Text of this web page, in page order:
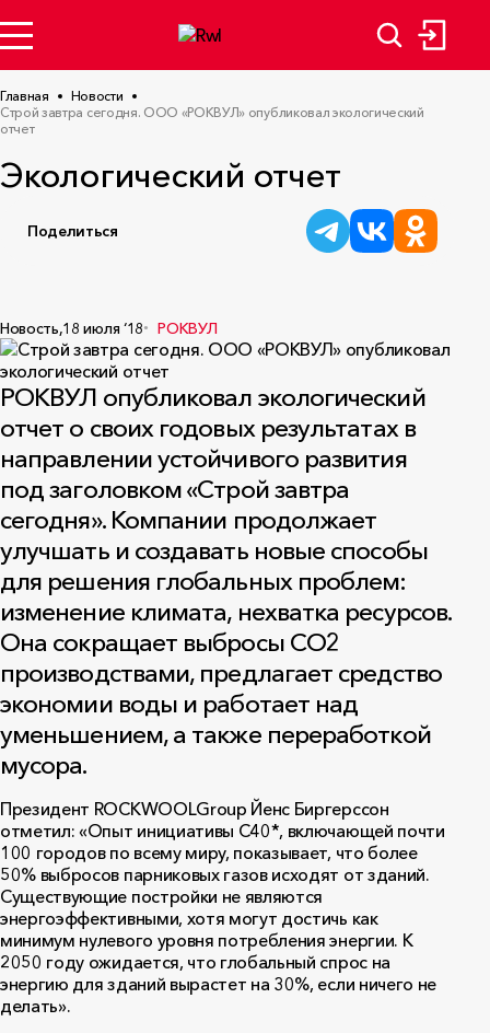
Главная
Новости
Строй завтра сегодня. ООО «РОКВУЛ» опубликовал экологический
отчет
Экологический отчет
Поделиться
Новость,18 июля ‘18 РОКВУЛ
РОКВУЛ опубликовал экологический
отчет о своих годовых результатах в
направлении устойчивого развития
под заголовком «Строй завтра
сегодня». Компании продолжает
улучшать и создавать новые способы
для решения глобальных проблем:
изменение климата, нехватка ресурсов.
Она сокращает выбросы СО2
производствами, предлагает средство
экономии воды и работает над
уменьшением, а также переработкой
мусора.
Президент ROCKWOOLGroup Йенс Биргерссон
отметил: «Опыт инициативы C40*, включающей почти
100 городов по всему миру, показывает, что более
50% выбросов парниковых газов исходят от зданий.
Существующие постройки не являются
энергоэффективными, хотя могут достичь как
минимум нулевого уровня потребления энергии. К
2050 году ожидается, что глобальный спрос на
энергию для зданий вырастет на 30%, если ничего не
делать».